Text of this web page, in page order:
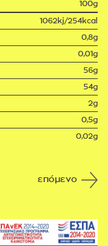
100g
1062kj/254kcal
0,8g
0,01g
56g
54g
2g
0,5g
0,02g
επόμενο